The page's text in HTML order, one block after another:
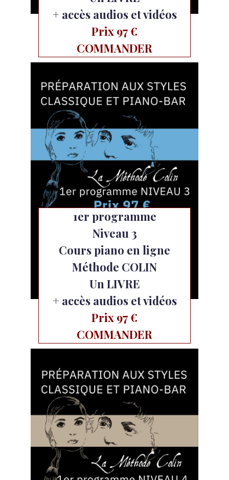
+ accès audios et vidéos
Prix 97 €
COMMANDER
1er programme
Niveau 3
Cours piano en ligne
Méthode COLIN
Un LIVRE
+ accès audios et vidéos
Prix 97 €
COMMANDER